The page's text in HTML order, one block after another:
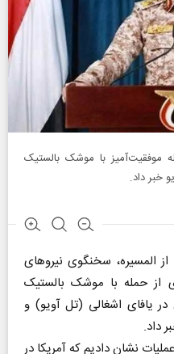
موفقیت‌آمیز با موشک بالستیک
خبر داد.
المسیره، سخنگوی نیروهای
از حمله با موشک بالستیک
در یافای اشغالی (تل آویو) و
داد.
نشان دادیم که آمریکا در